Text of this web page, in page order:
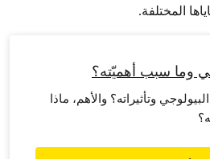
المختلفة.
وما سبب أهميّته؟
وتأثيراته؟ والأهم، ماذا